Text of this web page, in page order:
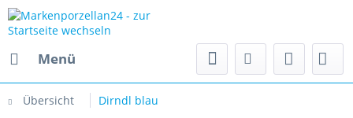
Menü
Übersicht Dirndl blau